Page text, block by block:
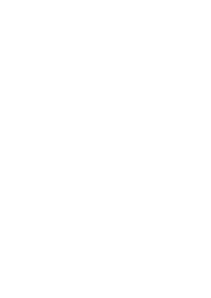
și trădare, scrisă
de mare finețe
de iubire și explică
Bibliei.
Este autorul